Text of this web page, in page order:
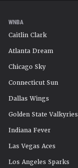
WNBA
Caitlin Clark
Atlanta Dream
Chicago Sky
Connecticut Sun
Dallas Wings
Golden State Valkyries
Indiana Fever
Las Vegas Aces
Los Angeles Sparks